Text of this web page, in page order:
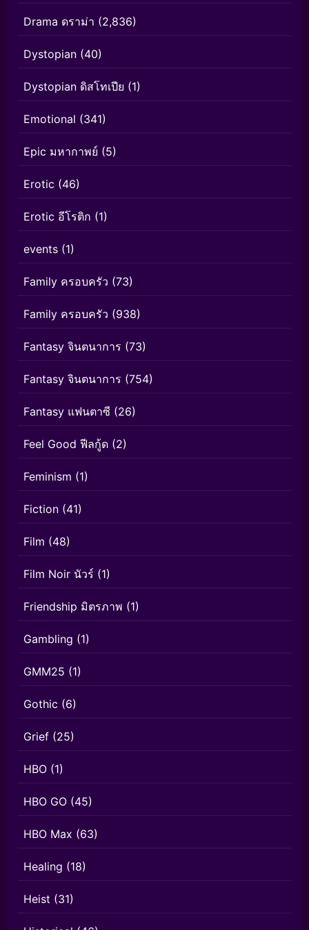
Drama ดราม่า (2,836)
Dystopian (40)
Dystopian ดิสโทเปีย (1)
Emotional (341)
Epic มหากาพย์ (5)
Erotic (46)
Erotic อีโรติก (1)
events (1)
Family ครอบครัว (73)
Family ครอบครัว (938)
Fantasy จินตนาการ (73)
Fantasy จินตนาการ (754)
Fantasy แฟนตาซี (26)
Feel Good ฟีลกู้ด (2)
Feminism (1)
Fiction (41)
Film (48)
Film Noir นัวร์ (1)
Friendship มิตรภาพ (1)
Gambling (1)
GMM25 (1)
Gothic (6)
Grief (25)
HBO (1)
HBO GO (45)
HBO Max (63)
Healing (18)
Heist (31)